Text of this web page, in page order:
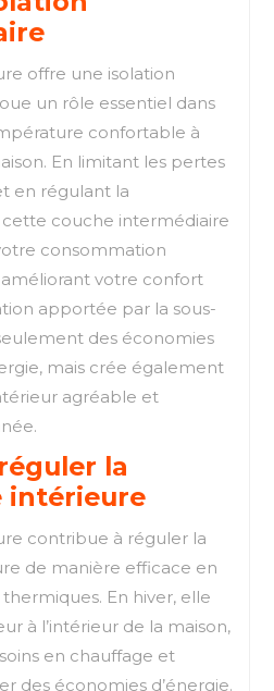
offre une isolation
un rôle essentiel dans
confortable à
En limitant les pertes
en régulant la
couche intermédiaire
consommation
votre confort
apportée par la sous-
des économies
mais crée également
agréable et
la
intérieure
contribue à réguler la
de manière efficace en
En hiver, elle
à l’intérieur de la maison,
en chauffage et
des économies d’énergie.